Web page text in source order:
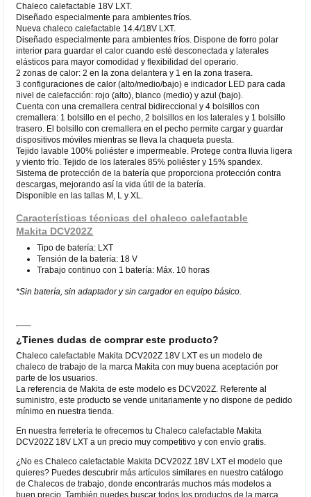
Chaleco calefactable 18V LXT.
Diseñado especialmente para ambientes fríos.
Nueva chaleco calefactable 14.4/18V LXT.
Diseñado especialmente para ambientes fríos. Dispone de forro polar
interior para guardar el calor cuando esté desconectada y laterales
elásticos para mayor comodidad y flexibilidad del operario.
2 zonas de calor: 2 en la zona delantera y 1 en la zona trasera.
3 configuraciones de calor (alto/medio/bajo) e indicador LED para cada
nivel de calefacción: rojo (alto), blanco (medio) y azul (bajo).
Cuenta con una cremallera central bidireccional y 4 bolsillos con
cremallera: 1 bolsillo en el pecho, 2 bolsillos en los laterales y 1 bolsillo
trasero. El bolsillo con cremallera en el pecho permite cargar y guardar
dispositivos móviles mientras se lleva la chaqueta puesta.
Tejido lavable 100% poliéster e impermeable. Protege contra lluvia ligera
y viento frío. Tejido de los laterales 85% poliéster y 15% spandex.
Sistema de protección de la batería que proporciona protección contra
descargas, mejorando así la vida útil de la batería.
Disponible en las tallas M, L y XL.
Características técnicas del chaleco calefactable
Makita DCV202Z
Tipo de batería: LXT
Tensión de la batería: 18 V
Trabajo continuo con 1 batería: Máx. 10 horas
*Sin batería, sin adaptador y sin cargador en equipo básico.
¿Tienes dudas de comprar este producto?
Chaleco calefactable Makita DCV202Z 18V LXT es un modelo de
chaleco de trabajo de la marca Makita con muy buena aceptación por
parte de los usuarios.
La referencia de Makita de este modelo es DCV202Z. Referente al
suministro, este producto se vende unitariamente y no dispone de pedido
mínimo en nuestra tienda.
En nuestra ferretería te ofrecemos tu Chaleco calefactable Makita
DCV202Z 18V LXT a un precio muy competitivo y con envío gratis.
¿No es Chaleco calefactable Makita DCV202Z 18V LXT el modelo que
quieres? Puedes descubrir más artículos similares en nuestro catálogo
de Chalecos de trabajo, donde encontrarás muchos más modelos a
buen precio. También puedes buscar todos los productos de la marca